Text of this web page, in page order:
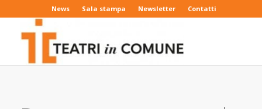
News Sala stampa Newsletter Contatti